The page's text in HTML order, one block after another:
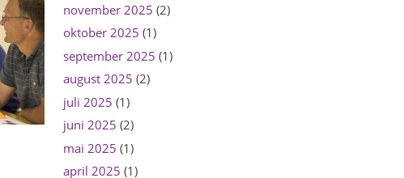
november 2025 (2)
oktober 2025 (1)
september 2025 (1)
august 2025 (2)
juli 2025 (1)
juni 2025 (2)
mai 2025 (1)
april 2025 (1)